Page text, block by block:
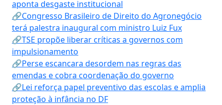
aponta desgaste institucional
🔗Congresso Brasileiro de Direito do Agronegócio
terá palestra inaugural com ministro Luiz Fux
🔗TSE propõe liberar críticas a governos com
impulsionamento
🔗Perse escancara desordem nas regras das
emendas e cobra coordenação do governo
🔗Lei reforça papel preventivo das escolas e amplia
proteção à infância no DF